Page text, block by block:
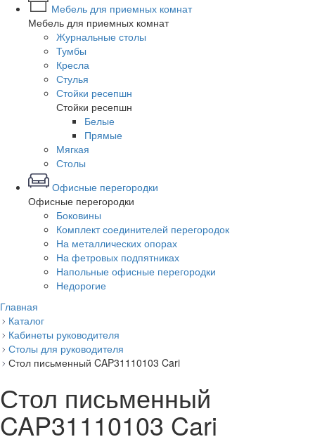
Мебель для приемных комнат
Мебель для приемных комнат
Журнальные столы
Тумбы
Кресла
Стулья
Стойки ресепшн
Стойки ресепшн
Белые
Прямые
Мягкая
Столы
Офисные перегородки
Офисные перегородки
Боковины
Комплект соединителей перегородок
На металлических опорах
На фетровых подпятниках
Напольные офисные перегородки
Недорогие
Главная
Каталог
Кабинеты руководителя
Столы для руководителя
Стол письменный CAP31110103 Cari
Стол письменный
CAP31110103 Cari